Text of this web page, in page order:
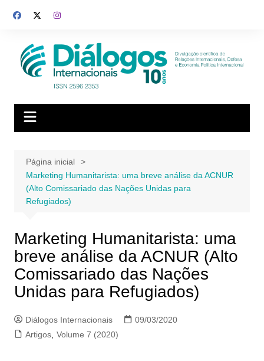
para
conteúdo
Página inicial
Marketing Humanitarista: uma breve análise da ACNUR
(Alto Comissariado das Nações Unidas para
Refugiados)
Marketing Humanitarista: uma
breve análise da ACNUR (Alto
Comissariado das Nações
Unidas para Refugiados)
Diálogos Internacionais
09/03/2020
Artigos, Volume 7 (2020)